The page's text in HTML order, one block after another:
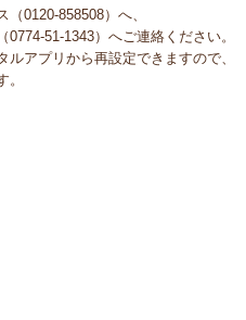
0120-858508）へ、
51-1343）へご連絡ください。
アプリから再設定できますので、